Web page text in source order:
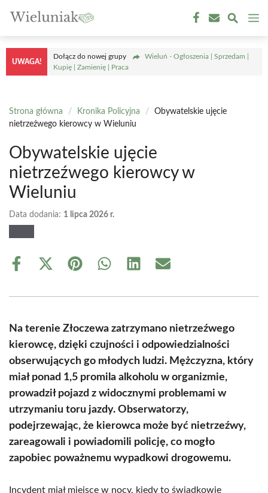
treści
UWAGA!
Dołącz do nowej grupy
Wieluń - Ogłoszenia | Sprzedam |
Kupię | Zamienię | Praca
Strona główna / Kronika Policyjna /
Obywatelskie ujęcie
nietrzeźwego kierowcy w Wieluniu
Obywatelskie ujęcie
nietrzeźwego kierowcy w
Wieluniu
Data dodania: 1 lipca 2026 r.
Share
Share
(Twitter)
Share Share Share Share
Na terenie Złoczewa zatrzymano nietrzeźwego
kierowcę, dzięki czujności i odpowiedzialności
obserwujących go młodych ludzi. Mężczyzna, który
miał ponad 1,5 promila alkoholu w organizmie,
prowadził pojazd z widocznymi problemami w
utrzymaniu toru jazdy. Obserwatorzy,
podejrzewając, że kierowca może być nietrzeźwy,
zareagowali i powiadomili policję, co mogło
zapobiec poważnemu wypadkowi drogowemu.
Incydent miał miejsce w nocy, kiedy to świadkowie